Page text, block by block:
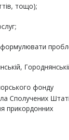
тощо);
фонду
Сполучених
прикордонних